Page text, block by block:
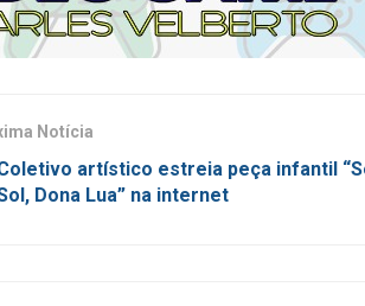
Notícia
artístico estreia peça infantil
Dona Lua” na internet